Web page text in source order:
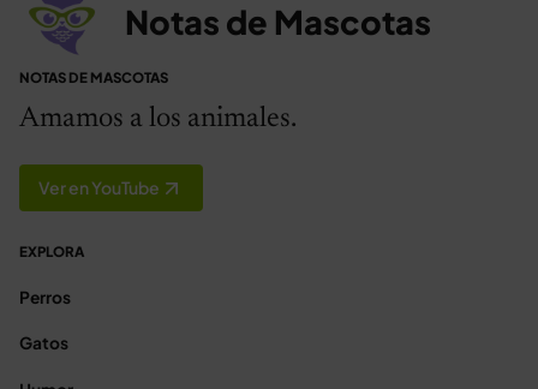
Notas de Mascotas
NOTAS DE MASCOTAS
Amamos a los animales.
Ver en YouTube
EXPLORA
Perros
Gatos